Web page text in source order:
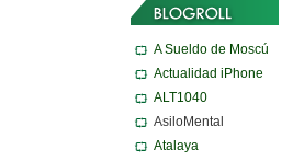
A Sueldo de Moscú
Actualidad iPhone
ALT1040
AsiloMental
Atalaya